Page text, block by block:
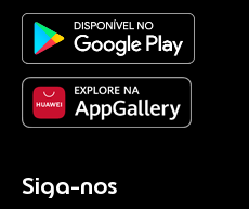
Siga-nos